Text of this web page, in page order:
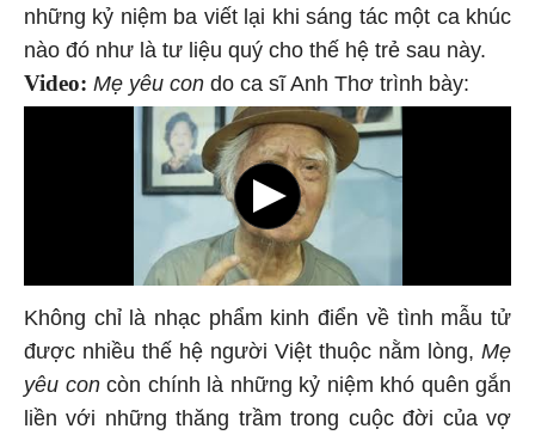
những kỷ niệm ba viết lại khi sáng tác một ca khúc
nào đó như là tư liệu quý cho thế hệ trẻ sau này.
Video: Mẹ yêu con do ca sĩ Anh Thơ trình bày:
Không chỉ là nhạc phẩm kinh điển về tình mẫu tử
được nhiều thế hệ người Việt thuộc nằm lòng, Mẹ
yêu concòn chính là những kỷ niệm khó quên gắn
liền với những thăng trầm trong cuộc đời của vợ